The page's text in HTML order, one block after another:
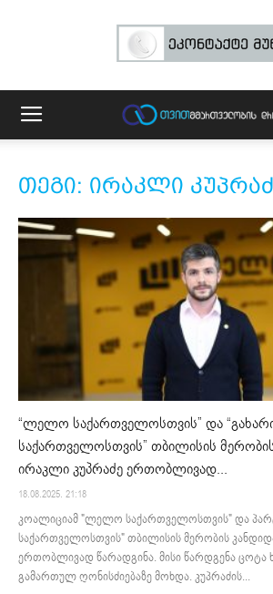
თეგი: ირაკლი
“ლელო საქართველოსთვის” და
საქართველოსთვის” თბილისის
ირაკლი კუპრაძე ერთობლივად...
18.08.2025. 21:18
კოალიციამ "ლელო საქართველოსთვის" და
საქართველოსთვის" თბილისის მერობის
ერთობლივად წარადგინა. მისი წარდგენა ცოტა
გამართულ ღონისძიებაზე მოხდა. კუპრაძის...